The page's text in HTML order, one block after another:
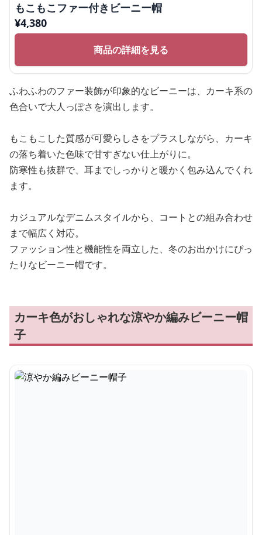
もこもこファー付きビーニー帽
¥4,380
商品の詳細を見る
ふわふわのファー装飾が印象的なビーニーは、カーキ系の
色合いで大人っぽさを演出します。
もこもこした質感が可愛らしさをプラスしながら、カーキ
の落ち着いた色味で甘すぎない仕上がりに。
防寒性も抜群で、耳までしっかりと暖かく包み込んでくれ
ます。
カジュアルなデニムスタイルから、コートとの組み合わせ
まで幅広く対応。
ファッション性と機能性を両立した、冬のお出かけにぴっ
たりなビーニー帽です。
カーキ色がおしゃれな涼やか編みビーニー帽
子